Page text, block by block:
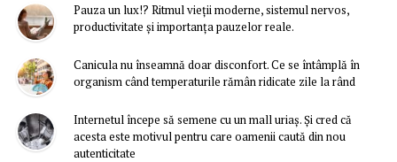
Pauza un lux!? Ritmul vieții moderne, sistemul nervos,
productivitate și importanța pauzelor reale.
Canicula nu înseamnă doar disconfort. Ce se întâmplă în
organism când temperaturile rămân ridicate zile la rând
Internetul începe să semene cu un mall uriaș. Și cred că
acesta este motivul pentru care oamenii caută din nou
autenticitate